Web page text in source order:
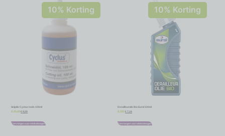
10% Korting
Snijolie Cyclus tools 100ml
€10,65 €9,59
Toevoegen aan winkelwagen
10% Korting
Derailleurolie Bio Eurol 100ml
€ 7,95 €7,16
Toevoegen aan winkelwagen